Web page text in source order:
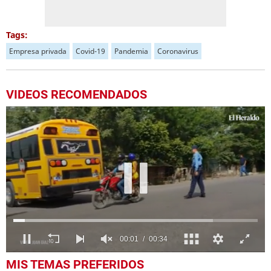
Tags:
Empresa privada Covid-19 Pandemia Coronavirus
VIDEOS RECOMENDADOS
of
MIS TEMAS PREFERIDOS